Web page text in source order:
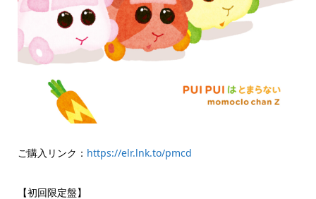
ご購入リンク： https://elr.lnk.to/pmcd
【初回限定盤】